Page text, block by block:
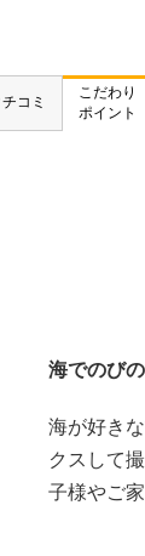
コミ
こだわり
ポイント
海でのび
海が好き
クスして
子様やご